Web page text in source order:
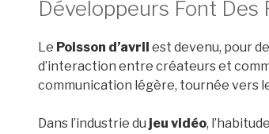
Développeurs Font Des
Le Poisson d’avril est devenu, pour
d’interaction entre créateurs et
communication légère, tournée vers
Dans l’industrie du jeu vidéo,